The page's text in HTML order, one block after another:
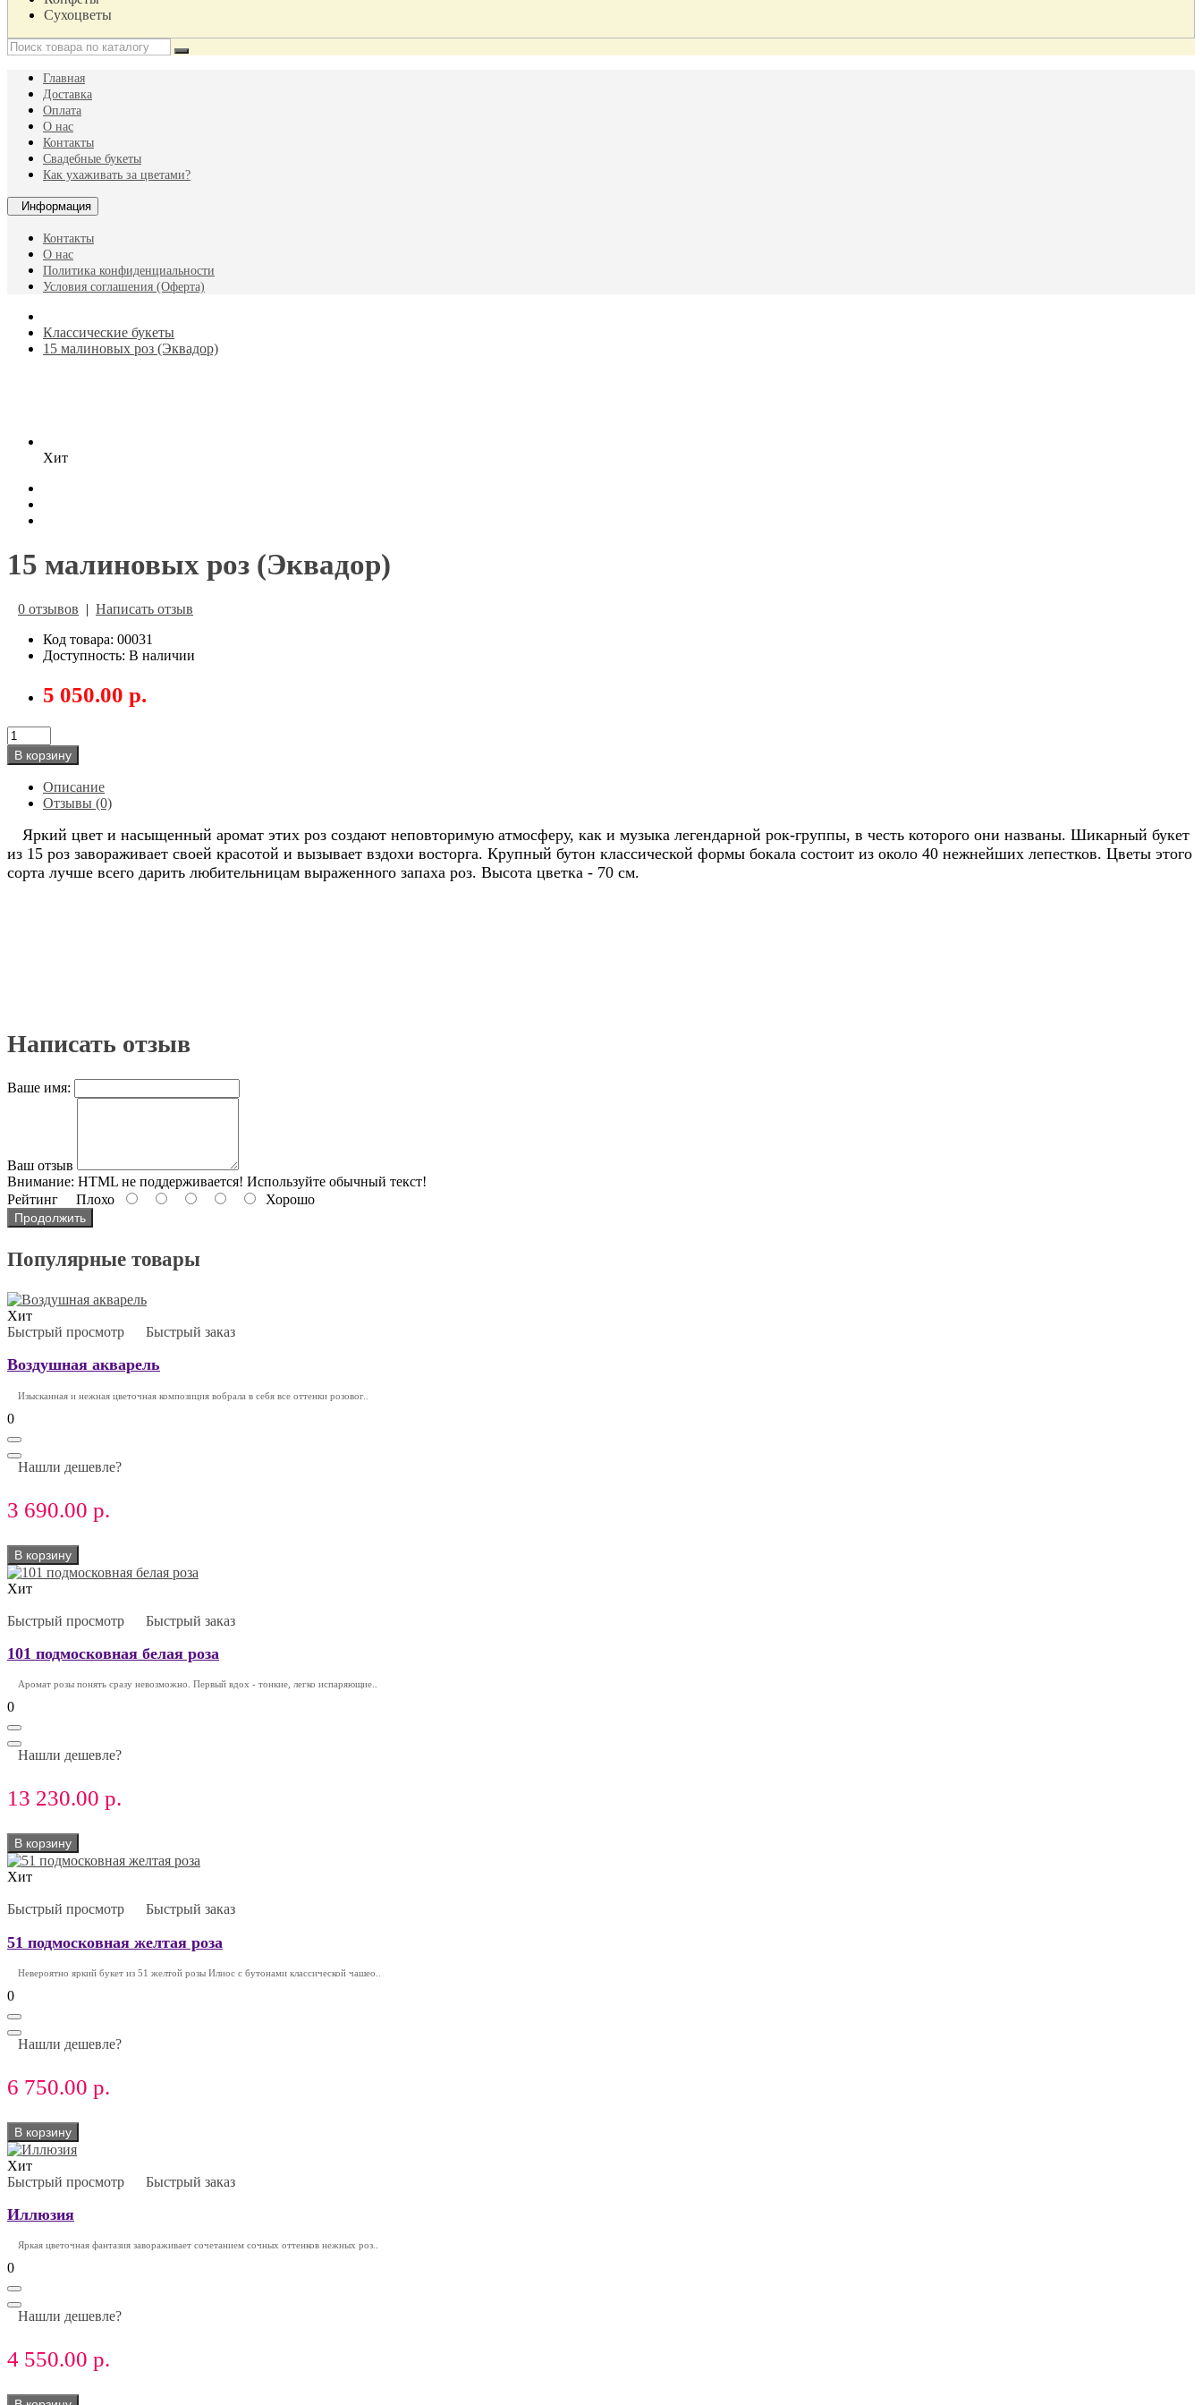
Сухоцветы
Главная
Доставка
Оплата
О нас
Контакты
Свадебные букеты
Как ухаживать за цветами?
Информация
Контакты
О нас
Политика конфиденциальности
Условия соглашения (Оферта)
Классические букеты
15 малиновых роз (Эквадор)
Хит
15 малиновых роз (Эквадор)
0 отзывов | Написать отзыв
Код товара: 00031
Доступность: В наличии
5 050.00 р.
В корзину
Описание
Отзывы (0)
Яркий цвет и насыщенный аромат этих роз создают неповторимую атмосферу, как и музыка легендарной рок-группы, в честь которого они названы. Шикарный букет
из 15 роз завораживает своей красотой и вызывает вздохи восторга. Крупный бутон классической формы бокала состоит из около 40 нежнейших лепестков. Цветы этого
сорта лучше всего дарить любительницам выраженного запаха роз. Высота цветка - 70 см.
Написать отзыв
Ваше имя:
Ваш отзыв
Внимание: HTML не поддерживается! Используйте обычный текст!
Рейтинг Плохо Хорошо
Продолжить
Популярные товары
Хит
Быстрый просмотр
Быстрый заказ
Воздушная акварель
Изысканная и нежная цветочная композиция вобрала в себя все оттенки розовог..
0
Нашли дешевле?
3 690.00 р.
В корзину
Хит
Быстрый просмотр Быстрый заказ
101 подмосковная белая роза
Аромат розы понять сразу невозможно. Первый вдох - тонкие, легко испаряющие..
0
Нашли дешевле?
13 230.00 р.
В корзину
Хит
Быстрый просмотр Быстрый заказ
51 подмосковная желтая роза
Невероятно яркий букет из 51 желтой розы Илиос с бутонами классической чашео..
0
Нашли дешевле?
6 750.00 р.
В корзину
Хит
Быстрый просмотр
Быстрый заказ
Иллюзия
Яркая цветочная фантазия завораживает сочетанием сочных оттенков нежных роз..
0
Нашли дешевле?
4 550.00 р.